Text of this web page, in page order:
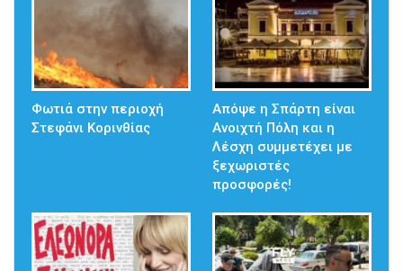
Φωτιά στην περιοχή
Στεφάνι Κορινθίας
Απόψε η Σπάρτη είναι
Ανοιχτή Πόλη και η
Λέσχη συμμετέχει με
ξεχωριστές
προσφορές!